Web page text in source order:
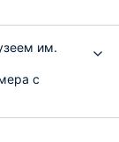
им.
с